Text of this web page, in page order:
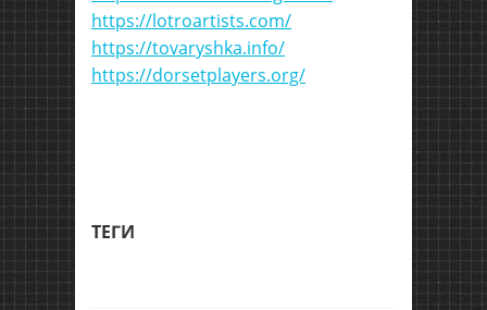
https://lotroartists.com/
https://tovaryshka.info/
https://dorsetplayers.org/
ТЕГИ